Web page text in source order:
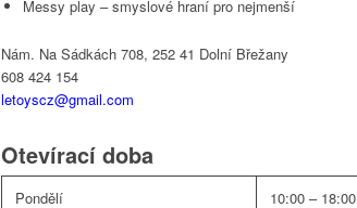
Messy play – smyslové hraní pro nejmenší
Nám. Na Sádkách 708, 252 41 Dolní Břežany
608 424 154
letoyscz@gmail.com
Otevírací doba
Pondělí 10:00 – 18:00